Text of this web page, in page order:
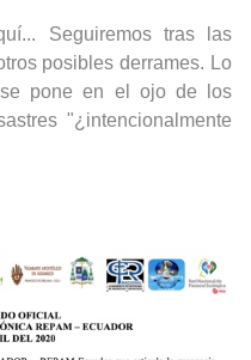
Seguiremos tras las
posibles derrames. Lo
pone en el ojo de los
"¿intencionalmente